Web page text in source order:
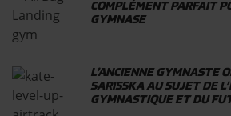
COMPLÉMENT PARFAIT
GYMNASE
L’ANCIENNE GYMNASTE
SARISSKA AU SUJET DE
GYMNASTIQUE ET DU